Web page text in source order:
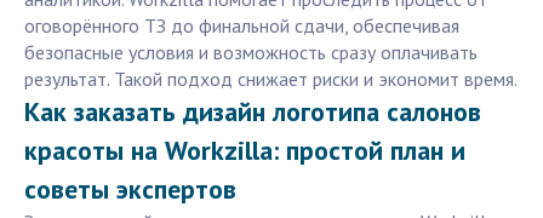
оговорённого ТЗ до финальной сдачи, обеспечивая
безопасные условия и возможность сразу оплачивать
результат. Такой подход снижает риски и экономит время.
Как заказать дизайн логотипа салонов
красоты на Workzilla: простой план и
советы экспертов